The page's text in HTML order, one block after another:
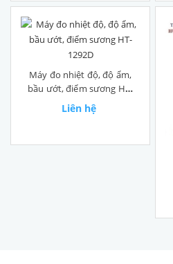
Máy đo nhiệt độ, độ ẩm,
bầu ướt, điểm sương HT-
1292D
Liên hệ